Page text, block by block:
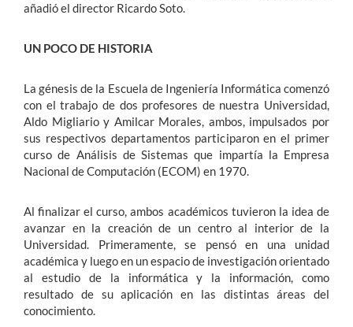
añadió el director Ricardo Soto.
UN POCO DE HISTORIA
La génesis de la Escuela de Ingeniería Informática comenzó
con el trabajo de dos profesores de nuestra Universidad,
Aldo Migliario y Amilcar Morales, ambos, impulsados por
sus respectivos departamentos participaron en el primer
curso de Análisis de Sistemas que impartía la Empresa
Nacional de Computación (ECOM) en 1970.
Al finalizar el curso, ambos académicos tuvieron la idea de
avanzar en la creación de un centro al interior de la
Universidad. Primeramente, se pensó en una unidad
académica y luego en un espacio de investigación orientado
al estudio de la informática y la información, como
resultado de su aplicación en las distintas áreas del
conocimiento.